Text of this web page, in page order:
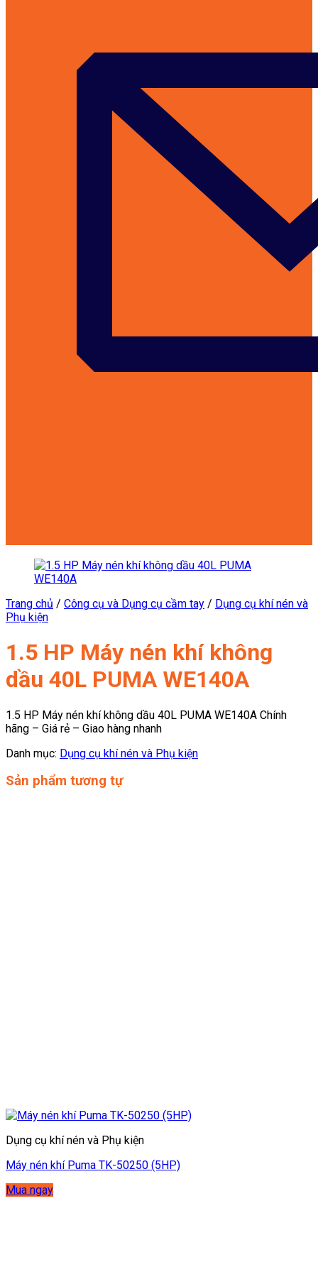
Trang chủ / Công cụ và Dụng cụ cầm tay / Dụng cụ khí nén và
Phụ kiện
1.5 HP Máy nén khí không
dầu 40L PUMA WE140A
1.5 HP Máy nén khí không dầu 40L PUMA WE140A Chính
hãng – Giá rẻ – Giao hàng nhanh
Danh mục: Dụng cụ khí nén và Phụ kiện
Sản phẩm tương tự
Dụng cụ khí nén và Phụ kiện
Máy nén khí Puma TK-50250 (5HP)
Mua ngay